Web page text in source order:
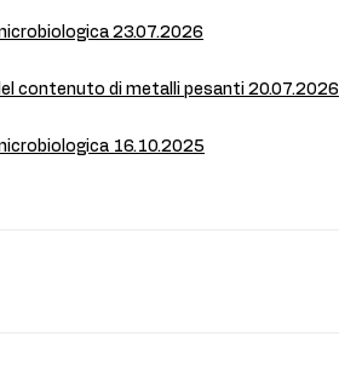
23.07.2026
contenuto di metalli pesanti 20.07.2026
16.10.2025